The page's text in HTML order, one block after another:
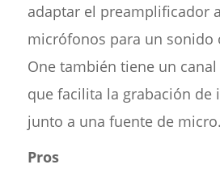
adaptar el preamplificador
micrófonos para un sonido
One también tiene un
que facilita la grabación de
junto a una fuente de micro.
Pros